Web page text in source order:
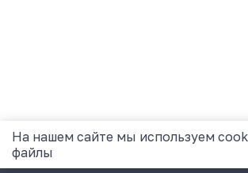
На нашем сайте мы используем
файлы